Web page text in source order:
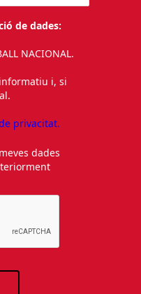
de dades:
NACIONAL.
i, si
privacitat.
dades